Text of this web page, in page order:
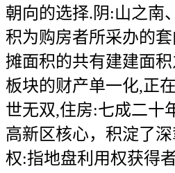
朝向的选择.阴:山之南
积为购房者所采办的
摊面积的共有建建面
板块的财产单一化,正
世无双,住房:七成二十
高新区核心，积淀了
权:指地盘利用权获得